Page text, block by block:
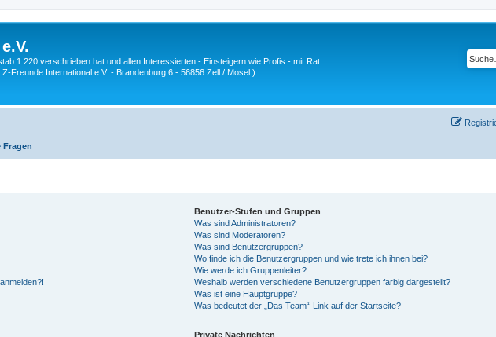
1:220 verschrieben hat und allen Interessierten - Einsteigern wie Profis - mit Rat
Freunde International e.V. - Brandenburg 6 - 56856 Zell / Mosel )
Fragen
Benutzer-Stufen und Gruppen
Was sind Administratoren?
Was sind Moderatoren?
Was sind Benutzergruppen?
Wo finde ich die Benutzergruppen und wie trete ich ihnen bei?
Wie werde ich Gruppenleiter?
Weshalb werden verschiedene Benutzergruppen farbig dargestellt?
Was ist eine Hauptgruppe?
Was bedeutet der „Das Team“-Link auf der Startseite?
Private Nachrichten